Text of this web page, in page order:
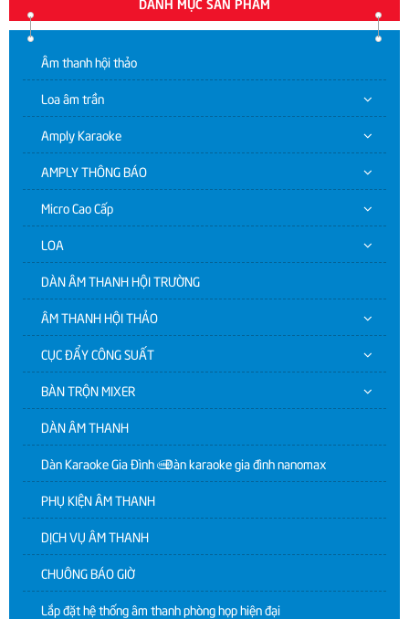
Âm thanh hội thảo
Loa âm trần
Amply Karaoke
AMPLY THÔNG BÁO
Micro Cao Cấp
LOA
DÀN ÂM THANH HỘI TRƯỜNG
ÂM THANH HỘI THẢO
CỤC ĐẨY CÔNG SUẤT
BÀN TRỘN MIXER
DÀN ÂM THANH
Dàn Karaoke Gia Đình | Dàn karaoke gia đình nanomax
PHỤ KIỆN ÂM THANH
DỊCH VỤ ÂM THANH
CHUÔNG BÁO GIỜ
Lắp đặt hệ thống âm thanh phòng họp hiện đại